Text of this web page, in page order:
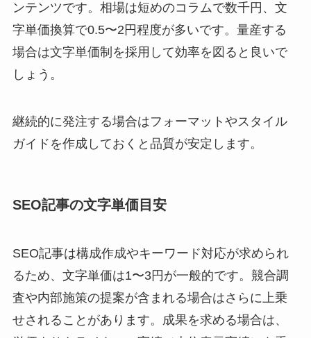
ンテンツです。相場は短めのコラムで数千円、文
字単価換算で0.5〜2円程度が多いです。量産する
場合は文字単価制を採用して効率を図ると良いで
しょう。
継続的に発注する場合はフォーマットやスタイル
ガイドを作成しておくと品質が安定します。
SEO記事の文字単価目安
SEO記事は構成作成やキーワード対応が求められ
るため、文字単価は1〜3円が一般的です。競合調
査や内部施策の提案が含まれる場合はさらに上乗
せされることがあります。成果を求める場合は、